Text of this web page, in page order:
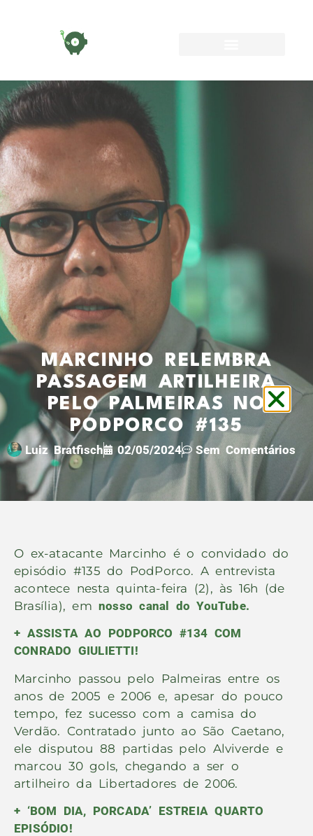
MARCINHO RELEMBRA
PASSAGEM ARTILHEIRA
PELO PALMEIRAS NO
PODPORCO #135
Luiz Bratfisch 02/05/2024 Sem Comentários
O ex-atacante Marcinho é o convidado do
episódio #135 do PodPorco. A entrevista
acontece nesta quinta-feira (2), às 16h (de
Brasília), emnosso canal do YouTube.
+ ASSISTA AO PODPORCO #134 COM
CONRADO GIULIETTI!
Marcinho passou pelo Palmeiras entre os
anos de 2005 e 2006 e, apesar do pouco
tempo, fez sucesso com a camisa do
Verdão. Contratado junto ao São Caetano,
ele disputou 88 partidas pelo Alviverde e
marcou 30 gols, chegando a ser o
artilheiro da Libertadores de 2006.
+ ‘BOM DIA, PORCADA’ ESTREIA QUARTO
EPISÓDIO!